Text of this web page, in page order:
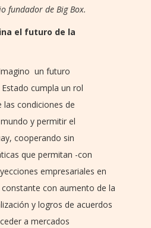
fundador de Big Box.
el futuro de la
un futuro
cumpla un rol
condiciones de
y permitir el
cooperando sin
que permitan -con
empresariales en
con aumento de la
y logros de acuerdos
a mercados